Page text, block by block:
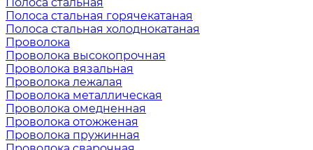
Полоса стальная горячекатаная
Полоса стальная холоднокатаная
Проволока
Проволока высокопрочная
Проволока вязальная
Проволока лежалая
Проволока металлическая
Проволока омедненная
Проволока отожженая
Проволока пружинная